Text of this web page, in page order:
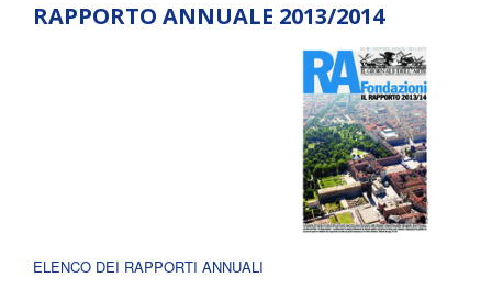
RAPPORTO ANNUALE 2013/2014
ELENCO DEI RAPPORTI ANNUALI